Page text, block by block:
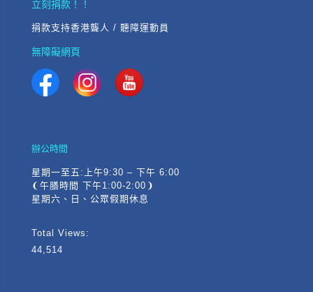
立刻捐款！！
捐款支持香港聾人 / 聽障運動員
無障礙網頁
辦公時間
星期一至五:上午9:30 – 下午 6:00
❨午膳時間 下午1:00-2:00❩
星期六、日、公眾假期休息
Total Views:
44,514